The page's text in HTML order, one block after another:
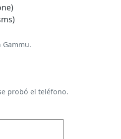
Gammu.
probó el teléfono.